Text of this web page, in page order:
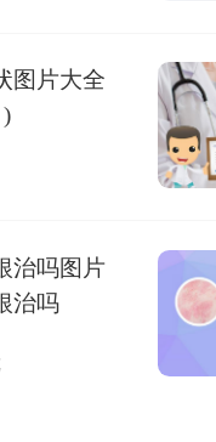
图片大全
治吗图片
治吗